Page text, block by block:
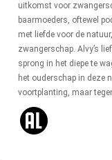
uitkomst voor
baarmoeders, oftewel
met liefde voor de
zwangerschap. Alvy’s
sprong in het diepe te
het ouderschap in deze
voortplanting, maar